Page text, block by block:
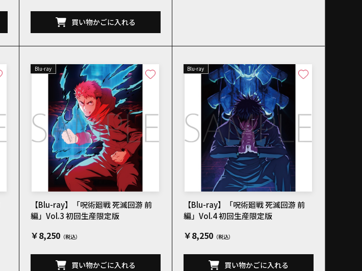
買い物かごに入れる
Blu-ray
【Blu-ray】「呪術廻戦 死滅回游 前
編」Vol.3 初回生産限定版
￥8,250
買い物かごに入れる
Blu-ray
【Blu-ray】「呪術廻戦 死滅回游 前
編」Vol.4 初回生産限定版
￥8,250
買い物かごに入れる